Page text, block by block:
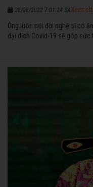
28/06/2022 7:01:24 SA
Ông luôn nói đời nghệ sĩ có
đại dịch Covid-19 sẽ góp
Xem